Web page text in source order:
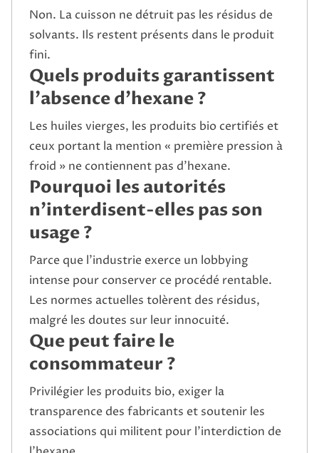
Non. La cuisson ne détruit pas les résidus de
solvants. Ils restent présents dans le produit
fini.
Quels produits garantissent
l’absence d’hexane ?
Les huiles vierges, les produits bio certifiés et
ceux portant la mention « première pression à
froid » ne contiennent pas d’hexane.
Pourquoi les autorités
n’interdisent-elles pas son
usage ?
Parce que l’industrie exerce un lobbying
intense pour conserver ce procédé rentable.
Les normes actuelles tolèrent des résidus,
malgré les doutes sur leur innocuité.
Que peut faire le
consommateur ?
Privilégier les produits bio, exiger la
transparence des fabricants et soutenir les
associations qui militent pour l’interdiction de